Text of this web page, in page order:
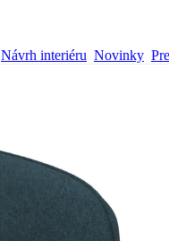
Návrh interiéru Novinky